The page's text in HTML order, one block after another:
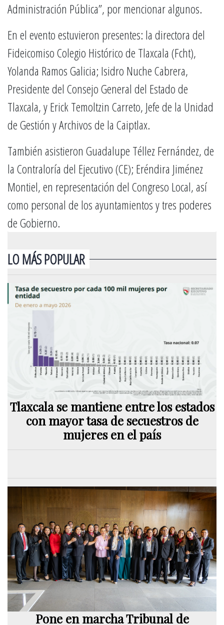
Administración Pública”, por mencionar algunos.
En el evento estuvieron presentes: la directora del
Fideicomiso Colegio Histórico de Tlaxcala (Fcht),
Yolanda Ramos Galicia; Isidro Nuche Cabrera,
Presidente del Consejo General del Estado de
Tlaxcala, y Erick Temoltzin Carreto, Jefe de la Unidad
de Gestión y Archivos de la Caiptlax.
También asistieron Guadalupe Téllez Fernández, de
la Contraloría del Ejecutivo (CE); Eréndira Jiménez
Montiel, en representación del Congreso Local, así
como personal de los ayuntamientos y tres poderes
de Gobierno.
LO MÁS POPULAR
Tlaxcala se mantiene entre los estados
con mayor tasa de secuestros de
mujeres en el país
Pone en marcha Tribunal de